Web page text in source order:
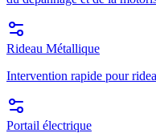
Rideau Métallique
Intervention rapide pour
Portail électrique